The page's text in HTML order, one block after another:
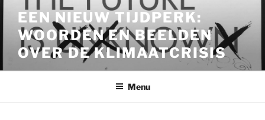
inhoud
EEN NIEUW TIJDPERK:
WOORDEN EN BEELDEN
OVER DE KLIMAATCRISIS
Menu